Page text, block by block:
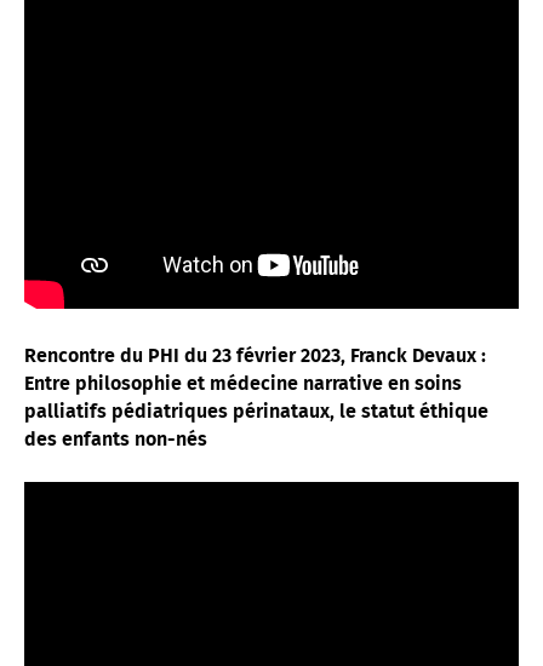
Rencontre du PHI du 23 février 2023, Franck Devaux :
Entre philosophie et médecine narrative en soins
palliatifs pédiatriques périnataux, le statut éthique
des enfants non-nés